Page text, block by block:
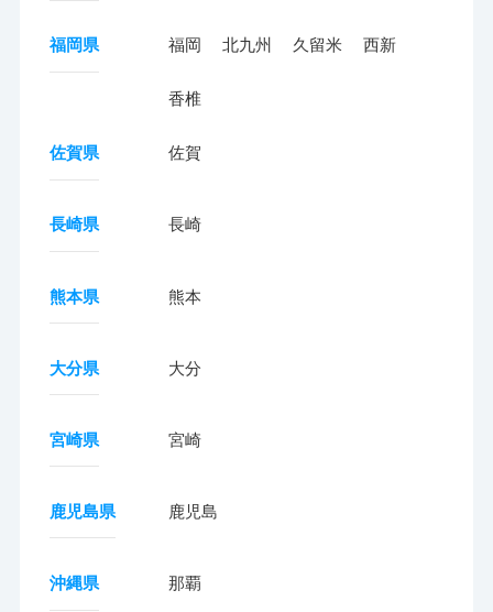
福岡県 福岡 北九州 久留米 西新
香椎
佐賀県 佐賀
長崎県 長崎
熊本県 熊本
大分県 大分
宮崎県 宮崎
鹿児島県 鹿児島
沖縄県 那覇